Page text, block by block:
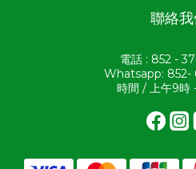
聯絡
電話 : 852 -
Whatsapp:
時間 / 上午9時